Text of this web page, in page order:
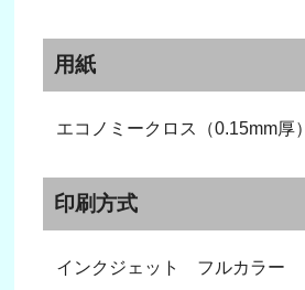
用紙
エコノミークロス（0.15mm厚）
印刷方式
インクジェット フルカラー